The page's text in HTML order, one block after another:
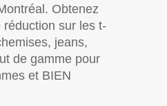
Obtenez
réduction sur les t-
jeans,
de gamme pour
et BIEN